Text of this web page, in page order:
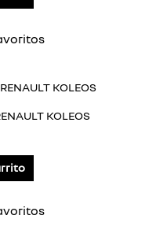
KOLEOS